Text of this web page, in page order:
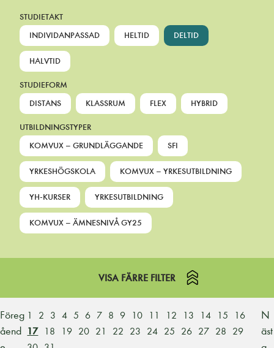
STUDIETAKT
INDIVIDANPASSAD
HELTID DELTID
HALVTID
STUDIEFORM
DISTANS
KLASSRUM FLEX HYBRID
UTBILDNINGSTYPER
KOMVUX – GRUNDLÄGGANDE
SFI
YRKESHÖGSKOLA KOMVUX – YRKESUTBILDNING
YH-KURSER YRKESUTBILDNING
KOMVUX – ÄMNESNIVÅ GY25
VISA FÄRRE FILTER
Föreg
åend
1 2 3 4 5 6 7 8 9 10 11 12 13 14 15
16
17
18 19 20 21 22 23 24 25 26 27 28
29
N
äst